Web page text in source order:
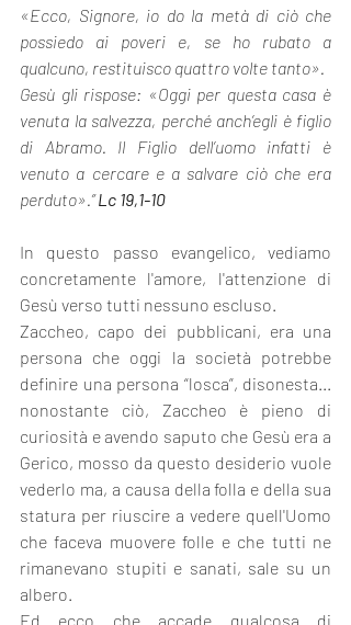
«Ecco, Signore, io do la metà di ciò che
possiedo ai poveri e, se ho rubato a
qualcuno, restituisco quattro volte tanto».
Gesù gli rispose: «Oggi per questa casa è
venuta la salvezza, perché anch’egli è figlio
di Abramo. Il Figlio dell’uomo infatti è
venuto a cercare e a salvare ciò che era
perduto».” Lc 19,1-10
In questo passo evangelico, vediamo
concretamente l'amore, l'attenzione di
Gesù verso tutti nessuno escluso.
Zaccheo, capo dei pubblicani, era una
persona che oggi la società potrebbe
definire una persona “losca”, disonesta...
nonostante ciò, Zaccheo è pieno di
curiosità e avendo saputo che Gesù era a
Gerico, mosso da questo desiderio vuole
vederlo ma, a causa della folla e della sua
statura per riuscire a vedere quell'Uomo
che faceva muovere folle e che tutti ne
rimanevano stupiti e sanati, sale su un
albero.
Ed ecco che accade qualcosa di